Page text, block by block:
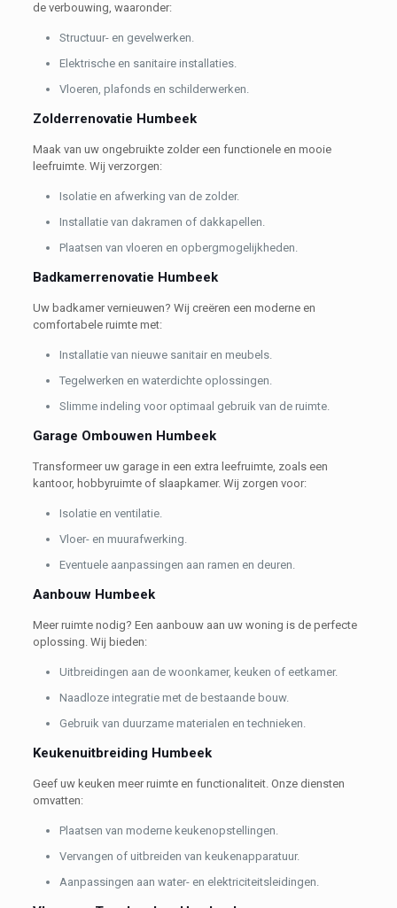
de verbouwing, waaronder:
Structuur- en gevelwerken.
Elektrische en sanitaire installaties.
Vloeren, plafonds en schilderwerken.
Zolderrenovatie Humbeek
Maak van uw ongebruikte zolder een functionele en mooie
leefruimte. Wij verzorgen:
Isolatie en afwerking van de zolder.
Installatie van dakramen of dakkapellen.
Plaatsen van vloeren en opbergmogelijkheden.
Badkamerrenovatie Humbeek
Uw badkamer vernieuwen? Wij creëren een moderne en
comfortabele ruimte met:
Installatie van nieuwe sanitair en meubels.
Tegelwerken en waterdichte oplossingen.
Slimme indeling voor optimaal gebruik van de ruimte.
Garage Ombouwen Humbeek
Transformeer uw garage in een extra leefruimte, zoals een
kantoor, hobbyruimte of slaapkamer. Wij zorgen voor:
Isolatie en ventilatie.
Vloer- en muurafwerking.
Eventuele aanpassingen aan ramen en deuren.
Aanbouw Humbeek
Meer ruimte nodig? Een aanbouw aan uw woning is de perfecte
oplossing. Wij bieden:
Uitbreidingen aan de woonkamer, keuken of eetkamer.
Naadloze integratie met de bestaande bouw.
Gebruik van duurzame materialen en technieken.
Keukenuitbreiding Humbeek
Geef uw keuken meer ruimte en functionaliteit. Onze diensten
omvatten:
Plaatsen van moderne keukenopstellingen.
Vervangen of uitbreiden van keukenapparatuur.
Aanpassingen aan water- en elektriciteitsleidingen.